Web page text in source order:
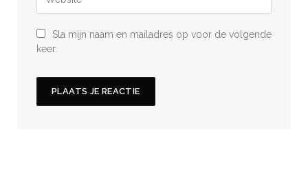
Sla mijn naam en mailadres op voor de volgende
keer.